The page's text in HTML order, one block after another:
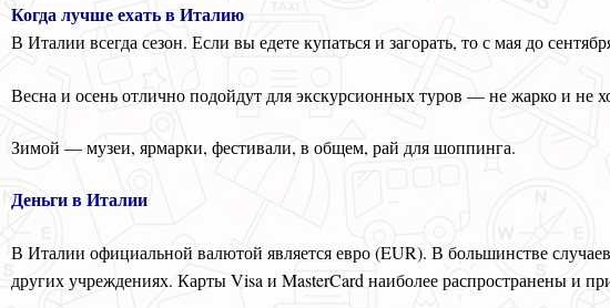
Когда лучше ехать в Италию
В Италии всегда сезон. Если вы едете купаться и загорать, то с мая до
Весна и осень отлично подойдут для экскурсионных туров — не жарко и не
Зимой — музеи, ярмарки, фестивали, в общем, рай для шоппинга.
Деньги в Италии
В Италии официальной валютой является евро (EUR). В большинстве
других учреждениях. Карты Visa и MasterCard наиболее распространены и